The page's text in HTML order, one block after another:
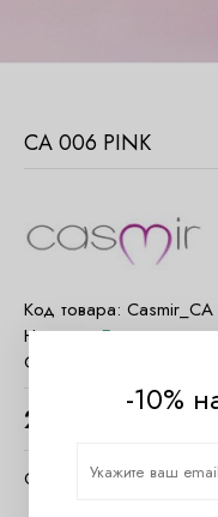
CA 006 PINK
Код товара:
Наличие:Есть в
Страна:
2260
Очистить параметры
-10%